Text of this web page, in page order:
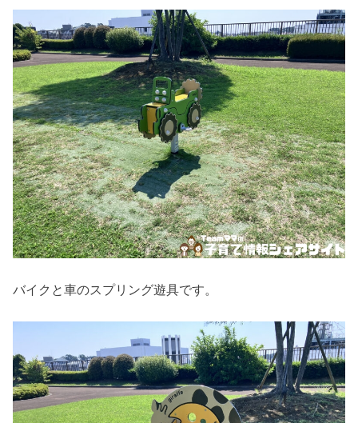
バイクと車のスプリング遊具です。